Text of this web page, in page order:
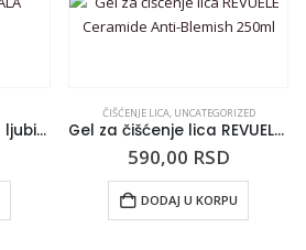
Masažer za telo CALA ljubičasti
ČIŠĆENJE LICA, UNCATEGORIZED
Gel za čišćenje lica REVUELE Ceramide Anti-Blemish 250ml
590,00 RSD
DODAJ U KORPU